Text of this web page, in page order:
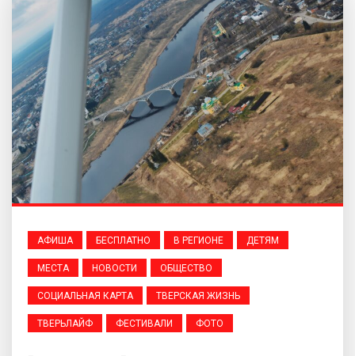
АФИША БЕСПЛАТНО В РЕГИОНЕ ДЕТЯМ
МЕСТА НОВОСТИ ОБЩЕСТВО
СОЦИАЛЬНАЯ КАРТА ТВЕРСКАЯ ЖИЗНЬ
ТВЕРЬЛАЙФ ФЕСТИВАЛИ ФОТО